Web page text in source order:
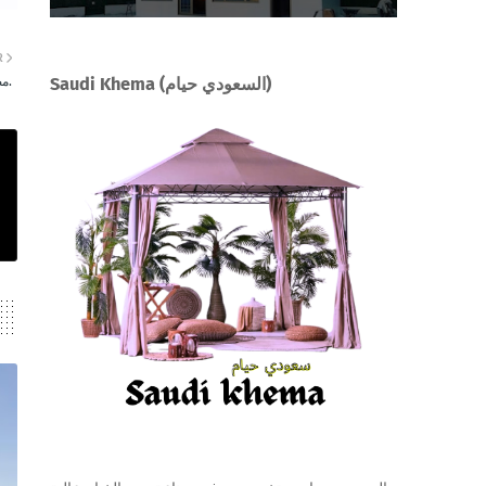
مصانات مع ماركه. Saudi Khema (السعودي حيام)